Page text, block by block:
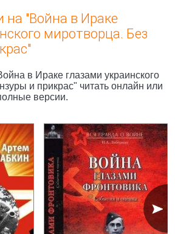
на "Война в Ираке
миротворца. Без
в Ираке глазами украинского
и прикрас" читать онлайн или
версии.